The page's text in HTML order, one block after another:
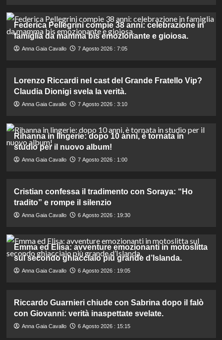
Federica Pellegrini compie 38 anni: celebrazione in
famiglia da mamma bis emozionante e gioiosa.
Anna Gaia Cavallo 7 Agosto 2026 : 7:05
Lorenzo Riccardi nel cast del Grande Fratello Vip?
Claudia Dionigi svela la verità.
Anna Gaia Cavallo 7 Agosto 2026 : 3:10
Rihanna in lingerie: dopo 10 anni, è tornata in
studio per il nuovo album!
Anna Gaia Cavallo 7 Agosto 2026 : 1:00
Cristian confessa il tradimento con Soraya: “Ho
tradito” e rompe il silenzio
Anna Gaia Cavallo 6 Agosto 2026 : 19:30
Emma ed Elisa: avventure emozionanti in motoslitta
sul secondo ghiacciaio più grande d’Islanda.
Anna Gaia Cavallo 6 Agosto 2026 : 19:05
Riccardo Guarnieri chiude con Sabrina dopo il falò
con Giovanni: verità inaspettate svelate.
Anna Gaia Cavallo 6 Agosto 2026 : 15:15